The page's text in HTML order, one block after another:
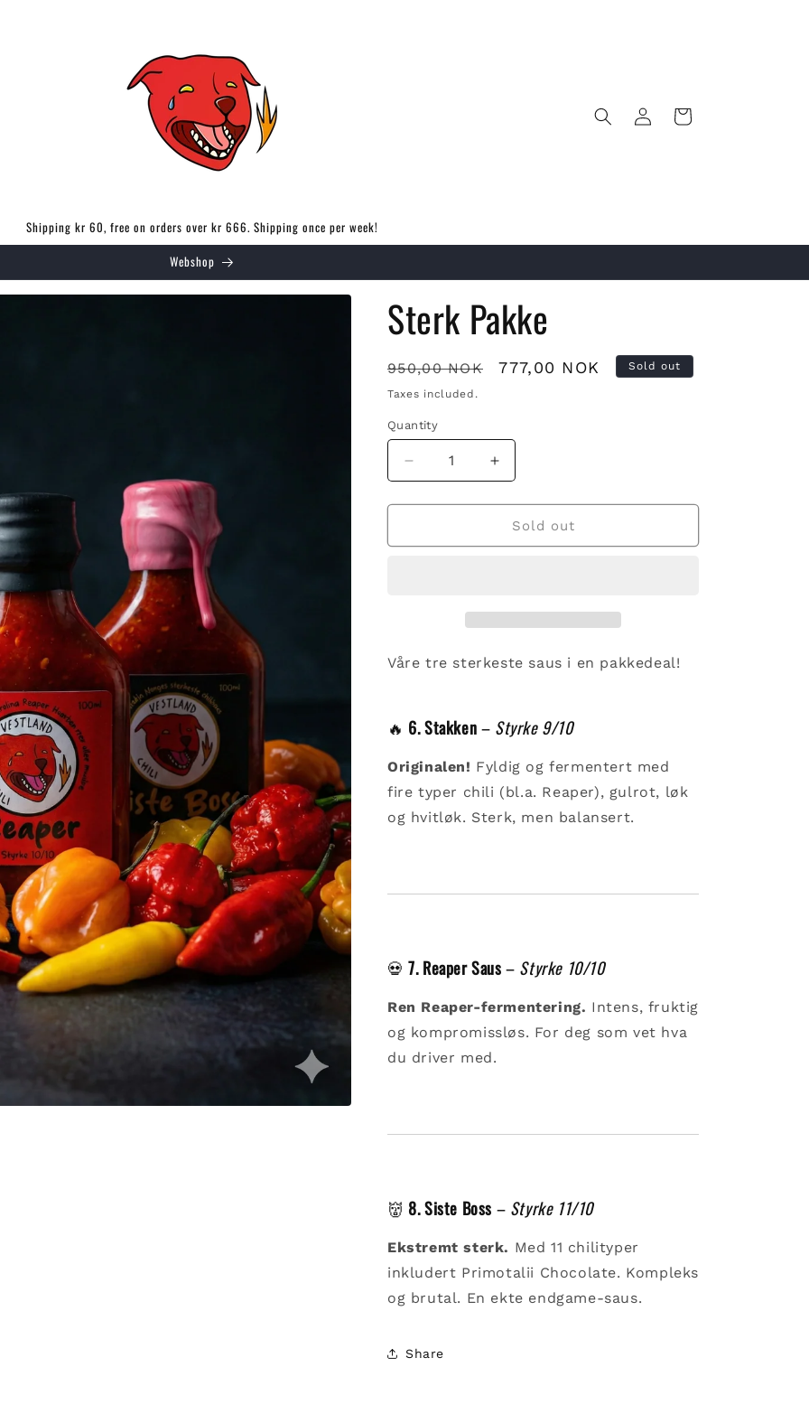
in
Cart
Shipping kr 60, free on orders over kr 666. Shipping once per week!
Webshop
Sterk Pakke
Regular
price
950,00 NOK
Sale
777,00 NOK Sold out
Taxes included.
Quantity
Decrease
quantity
for
Pakke
Increase
quantity
for
Sterk
Pakke
Sold out
Våre tre sterkeste saus i en pakkedeal!
🔥 6. Stakken– Styrke 9/10
Originalen! Fyldig og fermentert med
fire typer chili (bl.a. Reaper), gulrot, løk
og hvitløk. Sterk, men balansert.
💀7. Reaper Saus– Styrke 10/10
Ren Reaper-fermentering. Intens, fruktig
og kompromissløs. For deg som vet hva
du driver med.
👹 8. Siste Boss – Styrke 11/10
Ekstremt sterk. Med 11 chilityper
inkludert Primotalii Chocolate. Kompleks
og brutal. En ekte endgame-saus.
Share